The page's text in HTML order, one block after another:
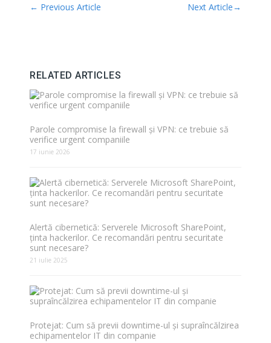
← Previous Article Next Article→
RELATED ARTICLES
Parole compromise la firewall și VPN: ce trebuie să
verifice urgent companiile
17 iunie 2026
Alertă cibernetică: Serverele Microsoft SharePoint,
ținta hackerilor. Ce recomandări pentru securitate
sunt necesare?
21 iulie 2025
Protejat: Cum să previi downtime-ul și supraîncălzirea
echipamentelor IT din companie